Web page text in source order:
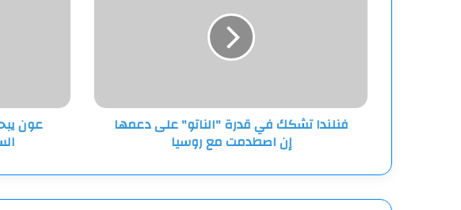
اصطدمت
فنلندا تشكك في قدرة "الناتو" على دعمها
إن اصطدمت مع روسيا
والسلاح
الفلسطيني
عون